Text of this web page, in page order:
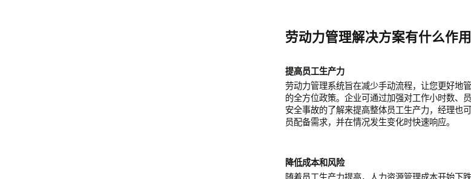
劳动力管理解决方案有什么作用
提高员工生产力
劳动力管理系统旨在减少手动流程，让您更好地
的全方位政策。企业可通过加强对工作小时数、
安全事故的了解来提高整体员工生产力，经理也
员配备需求，并在情况发生变化时快速响应。
降低成本和风险